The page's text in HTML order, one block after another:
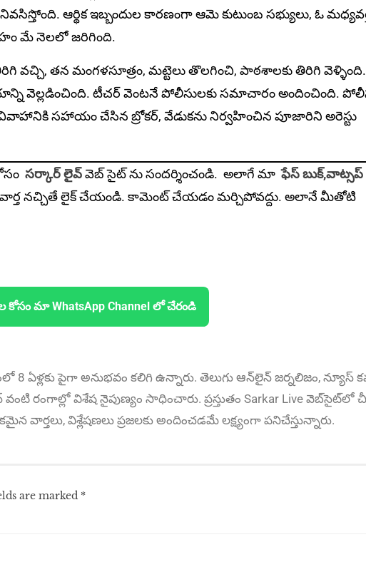
ఆర్థిక ఇబ్బందుల కార‌ణంగా ఆమె కుటుంబ స‌భ్యులు, ఓ
మే నెలలో జరిగింది.
తన మంగళసూత్రం, మ‌ట్టెలు తొలగించి, పాఠశాలకు తిరిగి
టీచర్ వెంటనే పోలీసులకు సమాచారం అందించింది.
సహాయం చేసిన బ్రోకర్, వేడుకను నిర్వహించిన పూజారిని అరెస్టు
సర్కార్ లైవ్వెబ్ సైట్ ను సందర్శించండి. అలాగే మాఫేస్ బుక్,వాట్సప్
నచ్చితే లైక్ చేయండి. కామెంట్ చేయడం మర్చిపోవద్దు. అలానే మీతోటి
మా WhatsApp Channel లో చేరండి
ఏళ్లకు పైగా అనుభ‌వం కలిగి ఉన్నారు. తెలుగు ఆన్‌లైన్‌ జర్నలిజం, న్యూస్
రంగాల్లో విశేష నైపుణ్యం సాధించారు. ప్రస్తుతం Sarkar Live వెబ్‌సైట్‌లో
వార్తలు, విశ్లేషణలు ప్రజలకు అందించడమే లక్ష్యంగా పనిచేస్తున్నారు.
are marked *